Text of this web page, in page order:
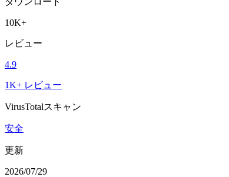
10K+
レビュー
4.9
1K+ レビュー
VirusTotalスキャン
安全
更新
2026/07/29